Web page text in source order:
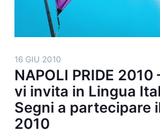
16 GIU 2010
NAPOLI PRIDE
vi invita in Lingua
Segni a partecipare
2010